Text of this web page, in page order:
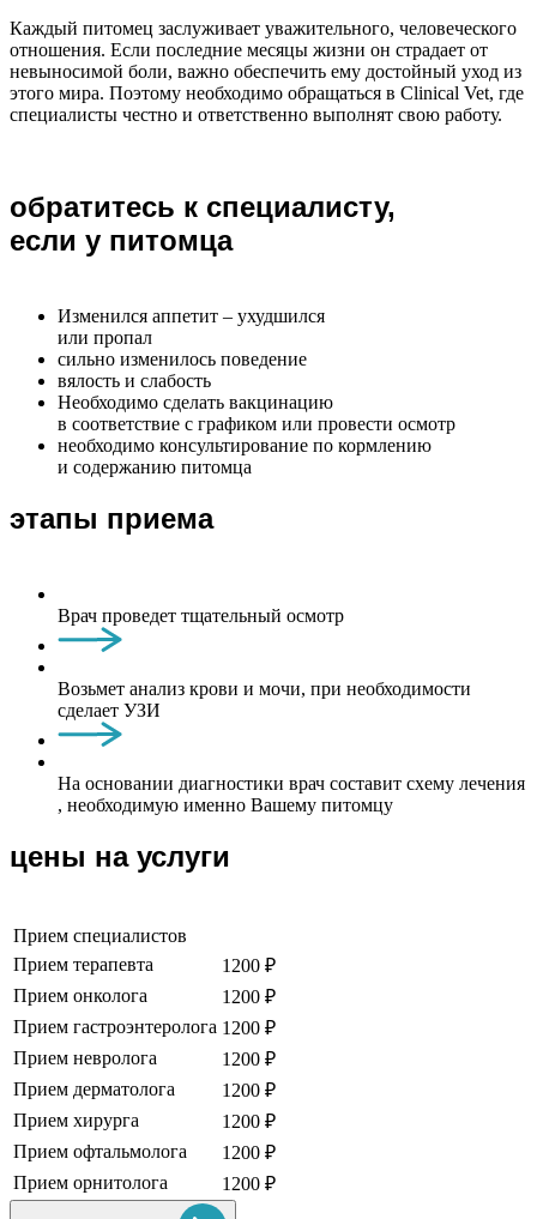
Каждый питомец заслуживает уважительного, человеческого
отношения. Если последние месяцы жизни он страдает от
невыносимой боли, важно обеспечить ему достойный уход из
этого мира. Поэтому необходимо обращаться в Clinical Vet, где
специалисты честно и ответственно выполнят свою работу.
обратитесь к специалисту,
если у питомца
Изменился аппетит – ухудшился
или пропал
сильно изменилось поведение
вялость и слабость
Необходимо сделать вакцинацию
в соответствие с графиком или провести осмотр
необходимо консультирование по кормлению
и содержанию питомца
этапы приема
Врач проведет тщательный осмотр
Возьмет анализ крови и мочи, при необходимости
сделает УЗИ
На основании диагностики врач составит схему лечения
, необходимую именно Вашему питомцу
цены на услуги
Прием специалистов
Прием терапевта
1200 ₽
Прием онколога
1200 ₽
Прием гастроэнтеролога 1200 ₽
Прием невролога
1200 ₽
Прием дерматолога
1200 ₽
Прием хирурга
1200 ₽
Прием офтальмолога
1200 ₽
Прием орнитолога
1200 ₽